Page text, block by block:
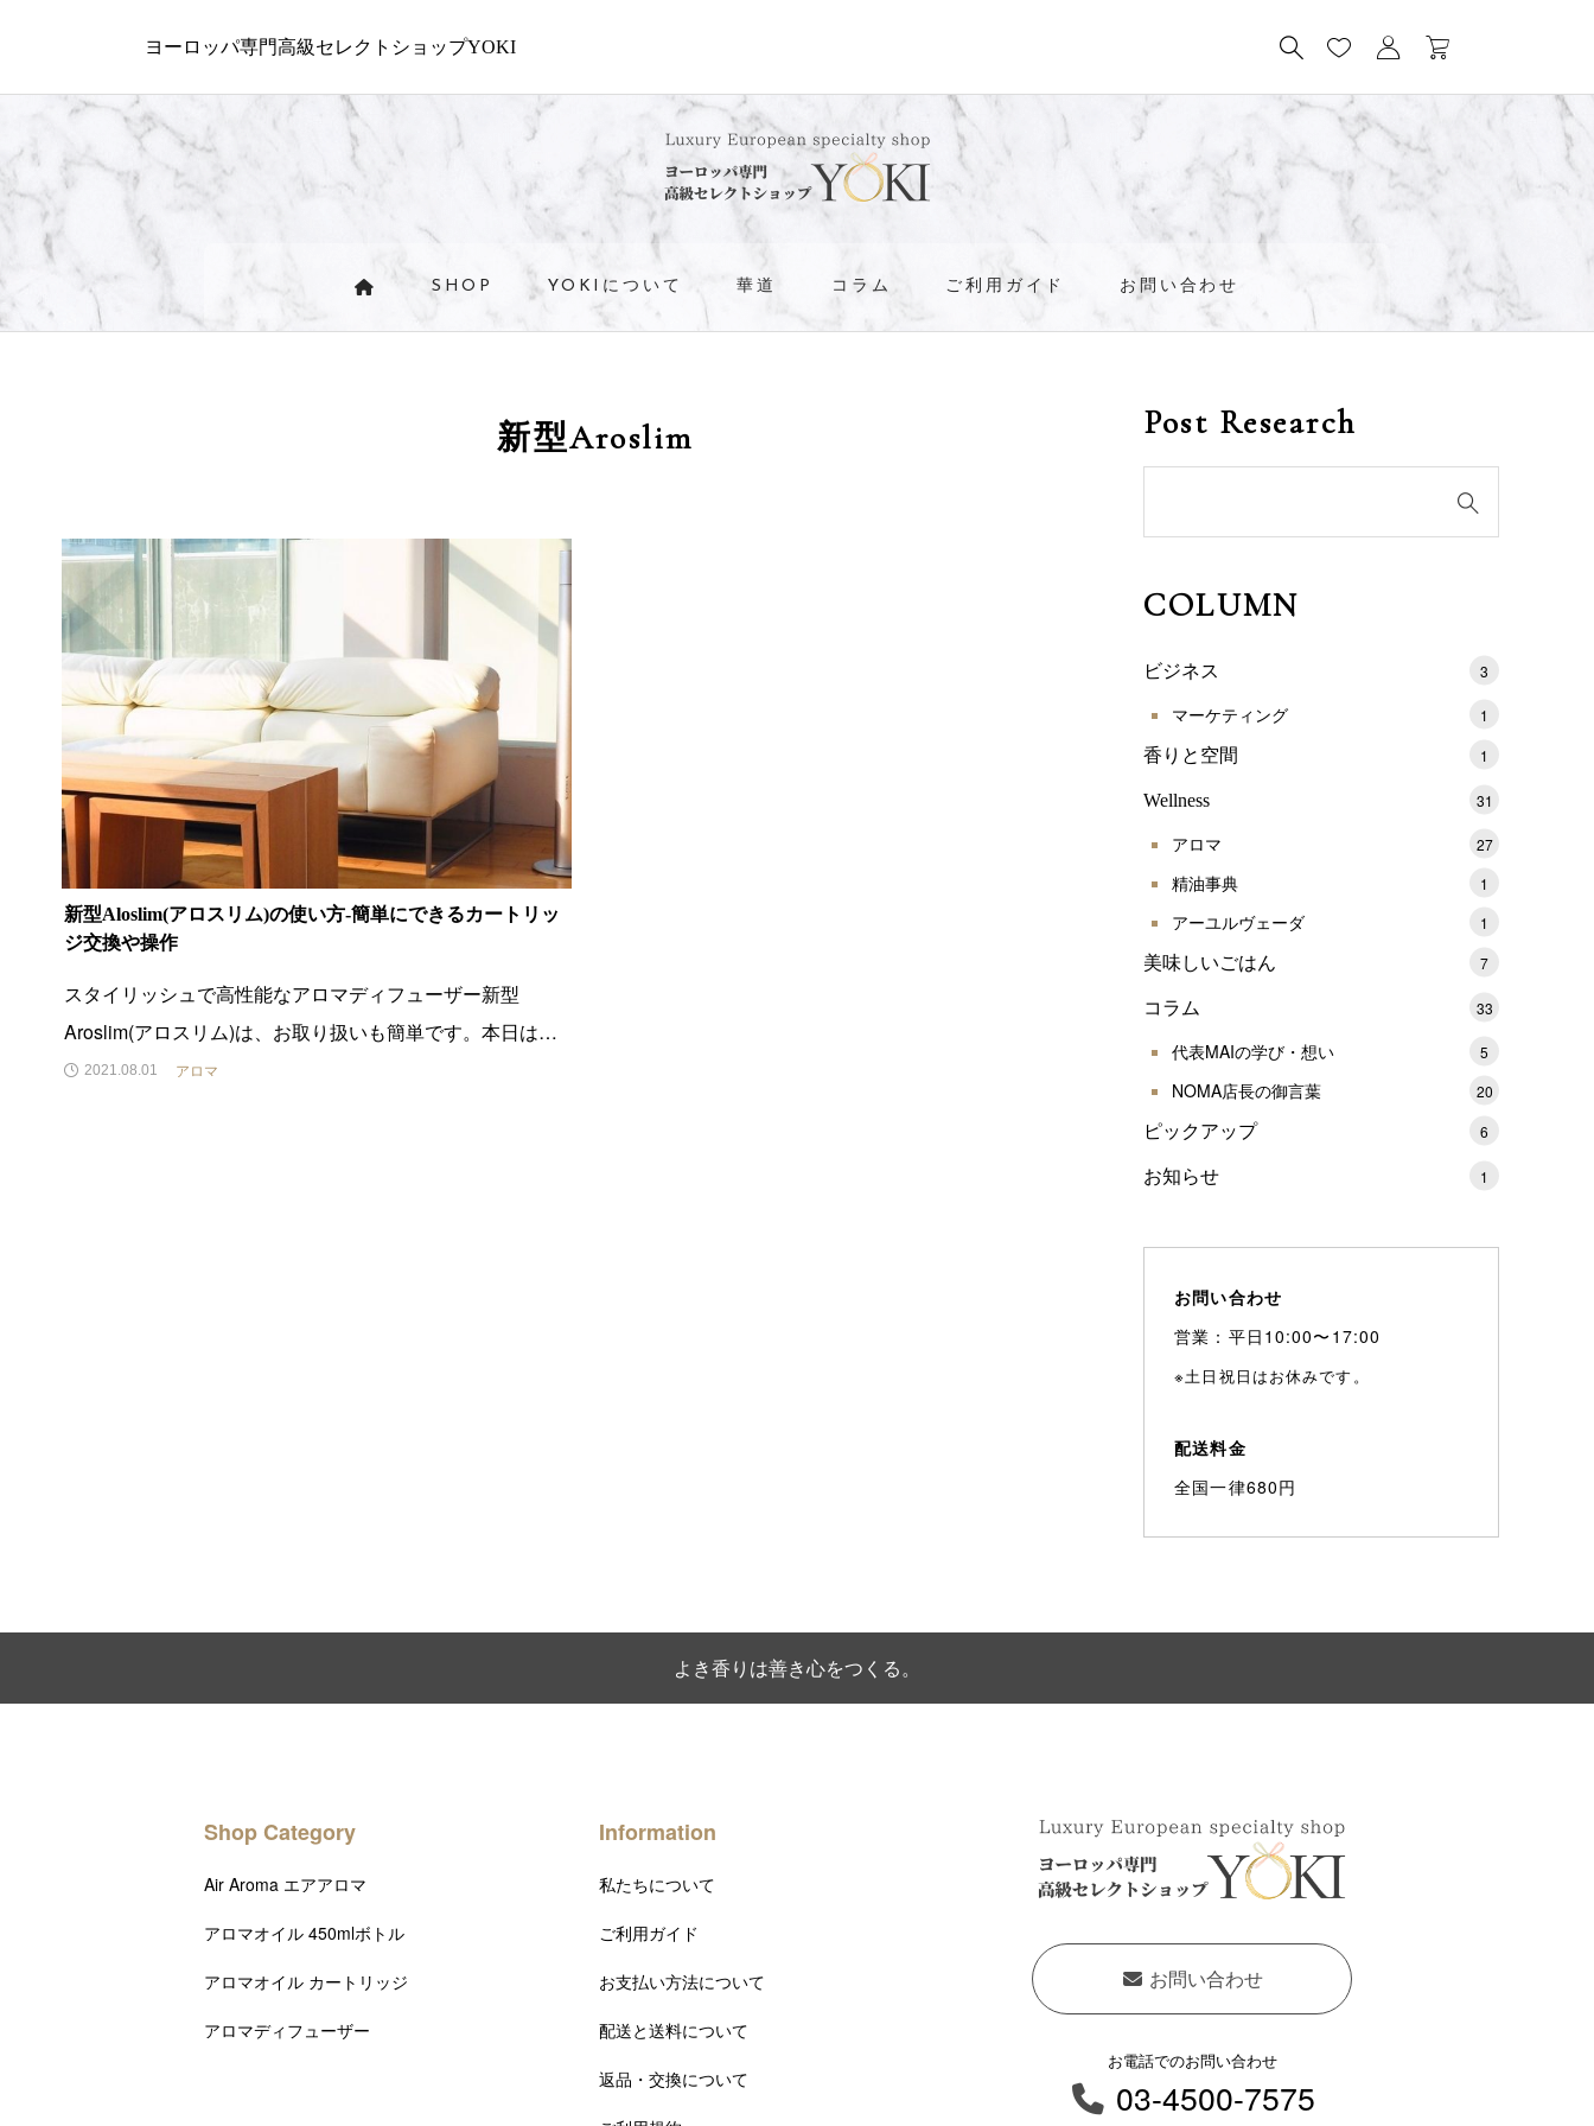
ヨーロッパ専門高級セレクトショップYOKI
SHOP YOKIについて 華道 コラム ご利用ガイド お問い合わせ
新型Aroslim
新型Aloslim(アロスリム)の使い方-簡単にできるカートリッ
ジ交換や操作
スタイリッシュで高性能なアロマディフューザー新型
Aroslim(アロスリム)は、お取り扱いも簡単です。本日は、
香りのカートリッジ交換についてご紹介します。
2021.08.01 アロマ
Post Research
COLUMN
ビジネス 3
マーケティング 1
香りと空間 1
Wellness 31
アロマ 27
精油事典 1
アーユルヴェーダ 1
美味しいごはん 7
コラム 33
代表MAIの学び・想い 5
NOMA店長の御言葉 20
ピックアップ 6
お知らせ 1
お問い合わせ
営業：平日10:00〜17:00
※土日祝日はお休みです。
配送料金
全国一律680円
よき香りは善き心をつくる。
Shop Category
Air Aroma エアアロマ
アロマオイル 450mlボトル
アロマオイル カートリッジ
アロマディフューザー
Information
私たちについて
ご利用ガイド
お支払い方法について
配送と送料について
返品・交換について
お問い合わせ
お電話でのお問い合わせ
03-4500-7575